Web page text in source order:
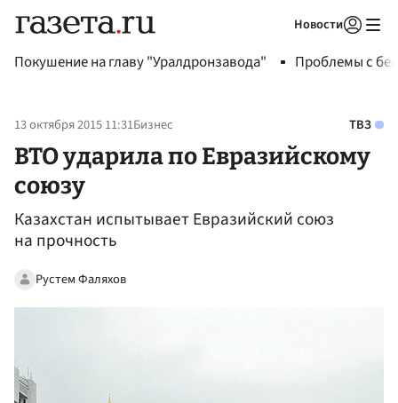
Новости
Покушение на главу "Уралдронзавода" Проблемы с
13 октября 2015 11:31Бизнес ТВЗ
ВТО ударила по Евразийскому
союзу
Казахстан испытывает Евразийский союз
на прочность
Рустем Фаляхов